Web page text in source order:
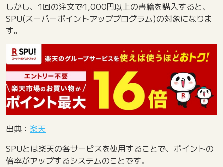
しかし、1回の注文で1,000円以上の書籍を購入すると、
SPU(スーパーポイントアッププログラム)の対象になりま
す。
出典： 楽天
SPUとは楽天の各サービスを使用することで、ポイントの
倍率がアップするシステムのことです。